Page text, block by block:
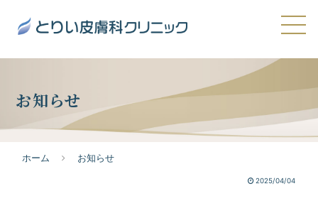
お知らせ
ホーム お知らせ
2025/04/04